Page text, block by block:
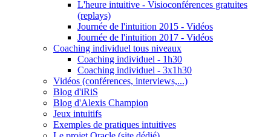
L'heure intuitive - Visioconférences gratuites
(replays)
Journée de l'intuition 2015 - Vidéos
Journée de l'intuition 2017 - Vidéos
Coaching individuel tous niveaux
Coaching individuel - 1h30
Coaching individuel - 3x1h30
Vidéos (conférences, interviews,...)
Blog d'iRiS
Blog d'Alexis Champion
Jeux intuitifs
Exemples de pratiques intuitives